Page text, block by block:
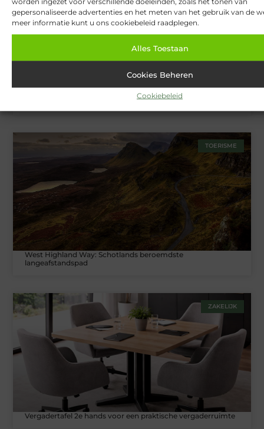
gepersonaliseerde advertenties en het meten van het gebruik van de
meer informatie kunt u ons cookiebeleid raadplegen.
Alles Toestaan
Cookies Beheren
Cookiebeleid
Van Lennep Kliniek: Expertise en esthetiek in perfecte balans
TOERISME
West Highland Way: Schotlands beroemdste
langeafstandspad
ZAKELIJK
Vergadertafel 2e hands voor een praktische vergaderruimte